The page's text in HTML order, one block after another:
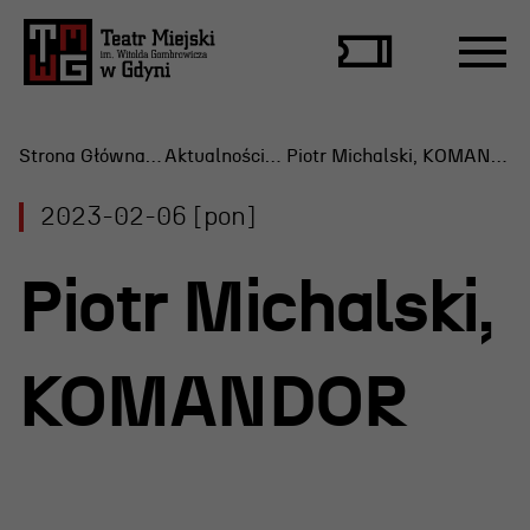
Scena Letnia
Bilety
2023-02-06 [pon]
Piotr Michalski,
KOMANDOR